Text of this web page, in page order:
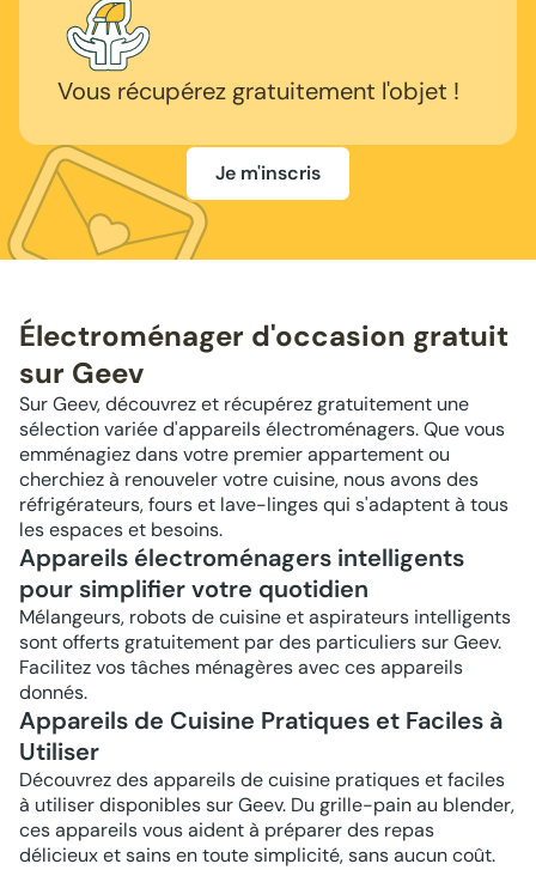
Vous récupérez gratuitement l'objet !
Je m'inscris
Électroménager d'occasion gratuit
sur Geev
Sur Geev, découvrez et récupérez gratuitement une
sélection variée d'appareils électroménagers. Que vous
emménagiez dans votre premier appartement ou
cherchiez à renouveler votre cuisine, nous avons des
réfrigérateurs, fours et lave-linges qui s'adaptent à tous
les espaces et besoins.
Appareils électroménagers intelligents
pour simplifier votre quotidien
Mélangeurs, robots de cuisine et aspirateurs intelligents
sont offerts gratuitement par des particuliers sur Geev.
Facilitez vos tâches ménagères avec ces appareils
donnés.
Appareils de Cuisine Pratiques et Faciles à
Utiliser
Découvrez des appareils de cuisine pratiques et faciles
à utiliser disponibles sur Geev. Du grille-pain au blender,
ces appareils vous aident à préparer des repas
délicieux et sains en toute simplicité, sans aucun coût.